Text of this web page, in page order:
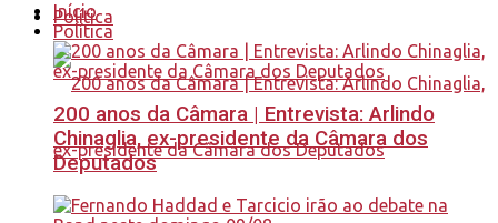
Política
Início
Política
200 anos da Câmara | Entrevista: Arlindo
Chinaglia, ex-presidente da Câmara dos
Deputados